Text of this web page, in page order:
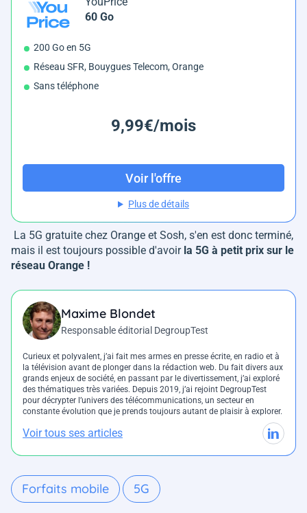
60 Go
200 Go en 5G
Réseau SFR, Bouygues Telecom, Orange
Sans téléphone
9,99€/mois
Voir l'offre
Plus de détails
La 5G gratuite chez Orange et Sosh, s'en est donc terminé,
mais il est toujours possible d'avoir la 5G à petit prix sur le
réseau Orange !
Maxime Blondet
Responsable éditorial DegroupTest
Curieux et polyvalent, j’ai fait mes armes en presse écrite, en radio et à
la télévision avant de plonger dans la rédaction web. Du fait divers aux
grands enjeux de société, en passant par le divertissement, j’ai exploré
des thématiques très variées. Depuis 2019, j’ai rejoint DegroupTest
pour décrypter l’univers des télécommunications, un secteur en
constante évolution que je prends toujours autant de plaisir à explorer.
Voir tous ses articles
Forfaits mobile 5G